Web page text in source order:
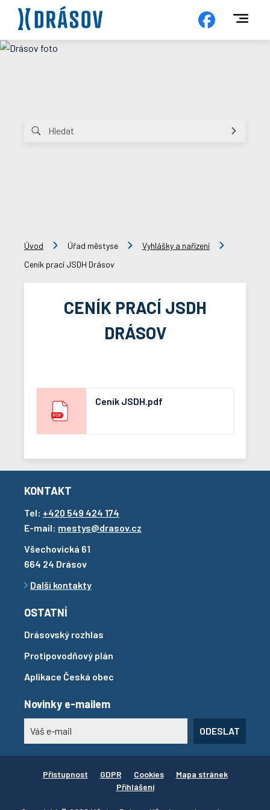
Úvod Úřad městyse
Vyhlášky a nařízení
Ceník prací JSDH Drásov
CENÍK PRACÍ JSDH
DRÁSOV
Ceník JSDH.pdf
KONTAKT
Tel: +420 549 424 174
E-mail: mestys@drasov.cz
Všechovická 61
664 24 Drásov
Další kontakty
OSTATNÍ
Drásovský rozhlas
Protipovodňový plán
Aplikace Česká obec
Novinky e-mailem
ODESLAT
Přístupnost GDPR Cookies
Mapa stránek
Přihlášení